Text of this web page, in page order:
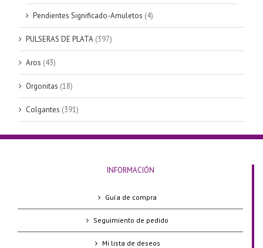
Pendientes Significado-Amuletos (4)
PULSERAS DE PLATA (397)
Aros (43)
Orgonitas (18)
Colgantes (391)
INFORMACIÓN
Guía de compra
Seguimiento de pedido
Mi lista de deseos